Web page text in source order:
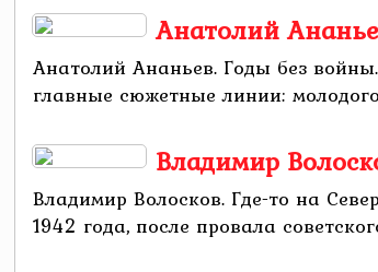
Анатолий
Анатолий Ананьев. Годы без
главные сюжетные линии:
Владимир
Владимир Волосков. Где-то на
1942 года, после провала